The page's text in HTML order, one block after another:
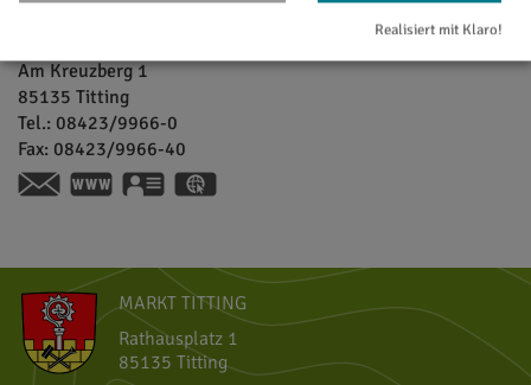
Am Kreuzberg 1
85135 Titting
Tel.: 08423/9966-0
Fax: 08423/9966-40
www.brauerei-gutmann.de
vCard
MARKT TITTING
Rathausplatz 1
85135 Titting
Realisiert mit Klaro!